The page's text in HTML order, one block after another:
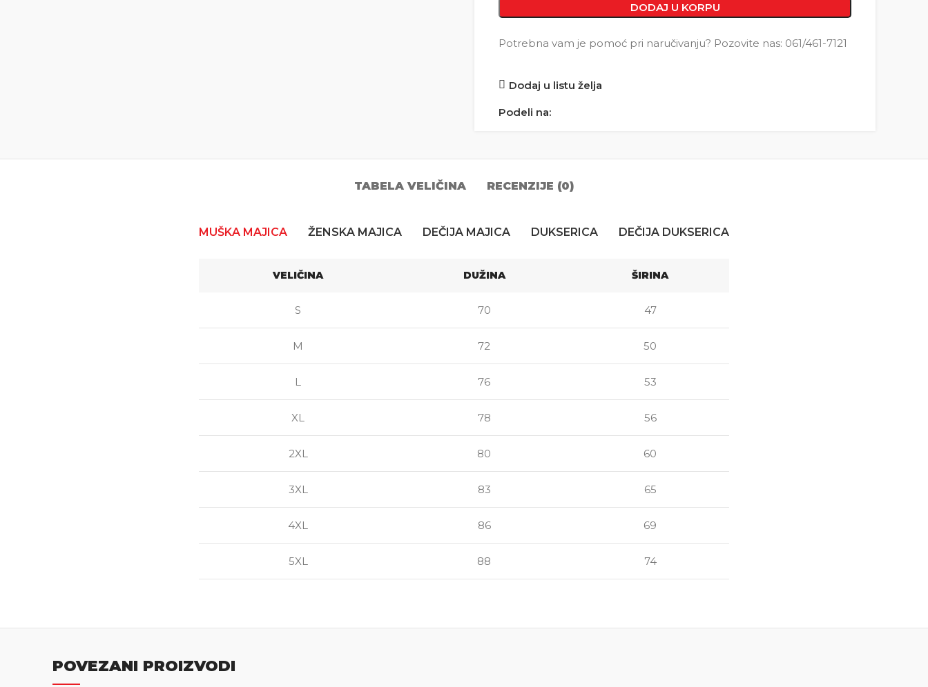
DODAJ U KORPU
Potrebna vam je pomoć pri naručivanju? Pozovite nas: 061/461-7121
Dodaj u listu želja
Podeli na:
TABELA VELIČINA RECENZIJE (0)
MUŠKA MAJICA ŽENSKA MAJICA DEČIJA MAJICA DUKSERICA DEČIJA DUKSERICA
VELIČINA DUŽINA ŠIRINA
S 70 47
M 72 50
L 76 53
XL 78 56
2XL 80 60
3XL 83 65
4XL 86 69
5XL 88 74
POVEZANI PROIZVODI